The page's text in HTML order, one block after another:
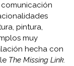
pintura,
muy
hecha con
The Missing Link.